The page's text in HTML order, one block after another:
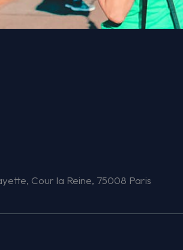
Cour la Reine, 75008 Paris